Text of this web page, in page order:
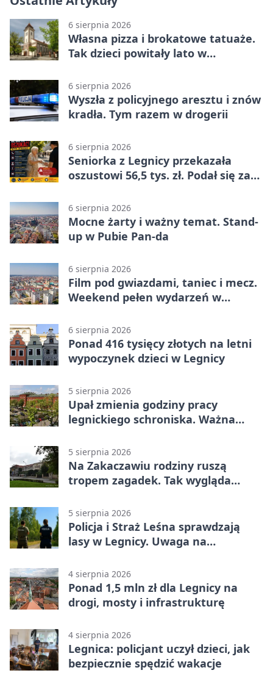
6 sierpnia 2026
Własna pizza i brokatowe tatuaże.
Tak dzieci powitały lato w
6 sierpnia 2026
Wyszła z policyjnego aresztu i znów
kradła. Tym razem w drogerii
6 sierpnia 2026
Seniorka z Legnicy przekazała
oszustowi 56,5 tys. zł. Podał się za
6 sierpnia 2026
Mocne żarty i ważny temat. Stand-
up w Pubie Pan-da
6 sierpnia 2026
Film pod gwiazdami, taniec i mecz.
Weekend pełen wydarzeń w
6 sierpnia 2026
Ponad 416 tysięcy złotych na letni
wypoczynek dzieci w Legnicy
5 sierpnia 2026
Upał zmienia godziny pracy
legnickiego schroniska. Ważna
5 sierpnia 2026
Na Zakaczawiu rodziny ruszą
tropem zagadek. Tak wygląda
5 sierpnia 2026
Policja i Straż Leśna sprawdzają
lasy w Legnicy. Uwaga na
4 sierpnia 2026
Ponad 1,5 mln zł dla Legnicy na
drogi, mosty i infrastrukturę
4 sierpnia 2026
Legnica: policjant uczył dzieci, jak
bezpiecznie spędzić wakacje